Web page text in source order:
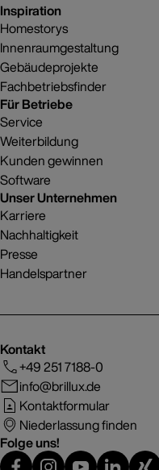
Inspiration
Homestorys
Innenraumgestaltung
Gebäudeprojekte
Fachbetriebsfinder
Für Betriebe
Service
Weiterbildung
Kunden gewinnen
Software
Unser Unternehmen
Karriere
Nachhaltigkeit
Presse
Handelspartner
Kontakt
+49 251 7188-0
info@brillux.de
Kontaktformular
Niederlassung finden
Folge uns!